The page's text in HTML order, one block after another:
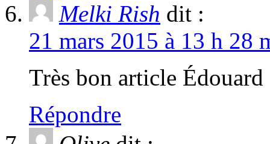
Melki Rish dit :
21 mars 2015 à 13 h 28
Très bon article
Répondre